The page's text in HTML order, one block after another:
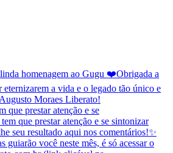
que prestar atenção e se